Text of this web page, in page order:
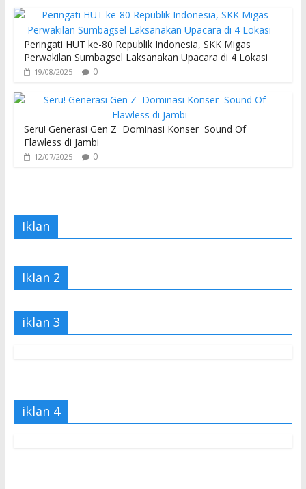
Peringati HUT ke-80 Republik Indonesia, SKK Migas
Perwakilan Sumbagsel Laksanakan Upacara di 4 Lokasi
19/08/2025 0
Seru! Generasi Gen Z Dominasi Konser Sound Of
Flawless di Jambi
12/07/2025 0
Iklan
Iklan 2
iklan 3
iklan 4